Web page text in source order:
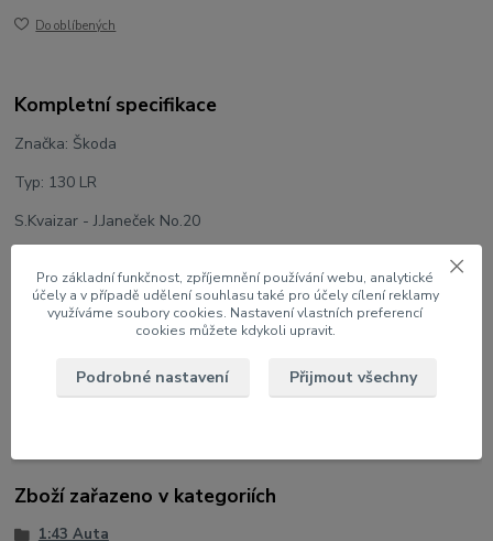
Do oblíbených
Kompletní specifikace
Značka: Škoda
Typ: 130 LR
S.Kvaizar - J.Janeček No.20
Výrobce modelu: IXO
Velikost: 9 cm
Zboží zařazeno v kategoriích
1:43 Auta
Pro základní funkčnost, zpříjemnění používání webu, analytické
účely a v případě udělení souhlasu také pro účely cílení reklamy
využíváme soubory cookies. Nastavení vlastních preferencí
cookies můžete kdykoli upravit.
Podrobné nastavení Přijmout všechny